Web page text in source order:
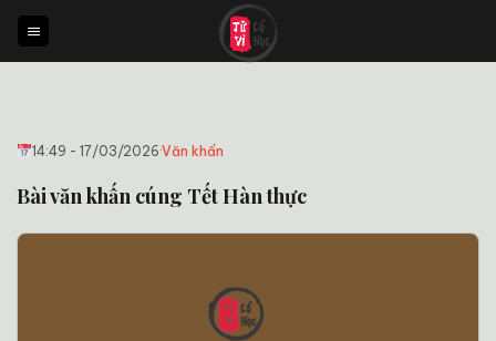
qua
nội
14:49 - 17/03/2026·Văn khấn
Bài văn khấn cúng Tết Hàn thực